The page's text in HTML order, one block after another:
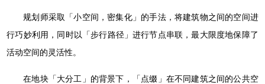
规划师采取「小空间，密集化」的手法，将建筑物之间的空间进
行巧妙利用，同时以「步行路径」进行节点串联，最大限度地保障了
活动空间的灵活性。
在地块「大分工」的背景下，「点缀」在不同建筑之间的公共空